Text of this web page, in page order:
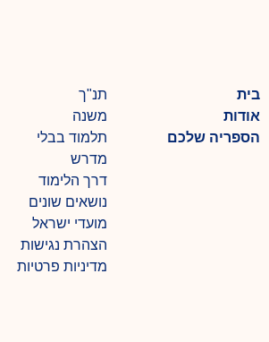
בית
אודות
הספריה שלכם
תנ"ך
משנה
תלמוד בבלי
מדרש
דרך הלימוד
נושאים שונים
מועדי ישראל
הצהרת נגישות
מדיניות פרטיות